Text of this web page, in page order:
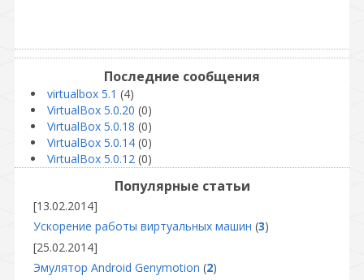
Последние сообщения
virtualbox 5.1 (4)
VirtualBox 5.0.20 (0)
VirtualBox 5.0.18 (0)
VirtualBox 5.0.14 (0)
VirtualBox 5.0.12 (0)
Популярные статьи
[13.02.2014]
Ускорение работы виртуальных машин (3)
[25.02.2014]
Эмулятор Android Genymotion (2)